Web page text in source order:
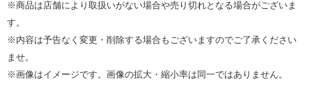
※商品は店舗により取扱いがない場合や売り切れとなる場合がございま
す。
※内容は予告なく変更・削除する場合もございますのでご了承ください
ませ。
※画像はイメージです。画像の拡大・縮小率は同一ではありません。